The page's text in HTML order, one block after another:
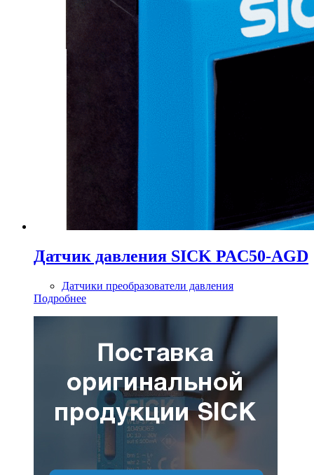
Датчик давления SICK PAC50-AGD
Датчики преобразователи давления
Подробнее